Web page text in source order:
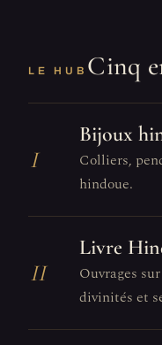
LE HUB Cinq
I
Bijoux
Colliers,
hindoue.
II
Livre
Ouvrages
divinités et